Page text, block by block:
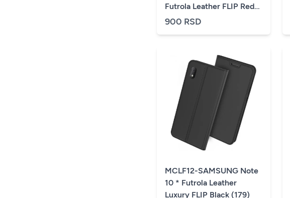
Futrola Leather FLIP Red
(149)
900 RSD
MCLF12-SAMSUNG Note
10 * Futrola Leather
Luxury FLIP Black (179)